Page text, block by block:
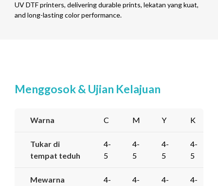
UV DTF printers, delivering durable prints, lekatan yang kuat,
and long-lasting color performance.
Menggosok & Ujian Kelajuan
Warna C M Y K
Tukar di
tempat teduh
4-
5
4-
5
4-
5
4-
5
Mewarna
4-
4-
4-
4-